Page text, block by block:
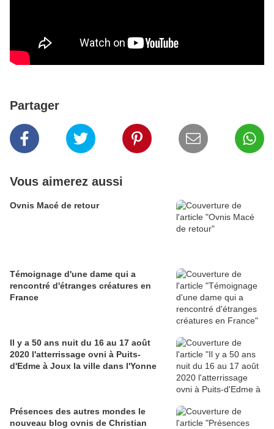
Partager
Vous aimerez aussi
Ovnis Macé de retour
Témoignage d'une dame qui a
rencontré d'étranges créatures en
France
Il y a 50 ans nuit du 16 au 17 août
2020 l'atterrissage ovni à Puits-
d'Edme à Joux la ville dans l'Yonne
Présences des autres mondes le
nouveau blog ovnis de Christian